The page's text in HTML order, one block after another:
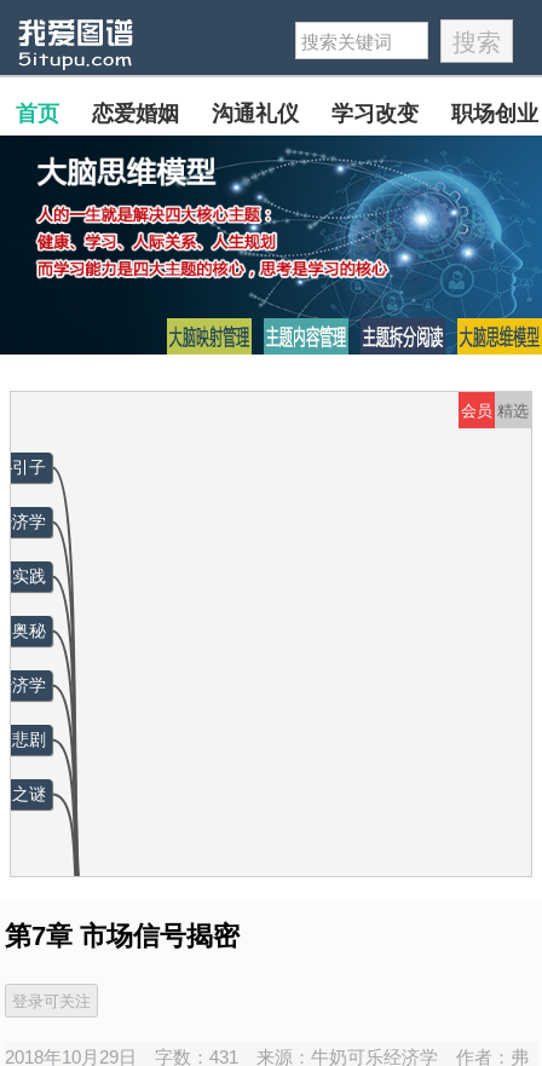
首页 恋爱婚姻 沟通礼仪 学习改变 职场创业
精选
会员
- 牛奶可乐经济学
引子
济学
实践
奥秘
济学
悲剧
之谜
揭密
第7章 市场信号揭密
2018年10月29日 字数：431 来源：牛奶可乐经济学 作者： 弗